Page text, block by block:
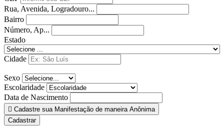
Rua, Avenida, Logradouro...
Bairro
Número, Ap...
Estado
Cidade
Sexo
Escolaridade
Data de Nascimento
Cadastre sua Manifestação de maneira Anônima
Cadastrar